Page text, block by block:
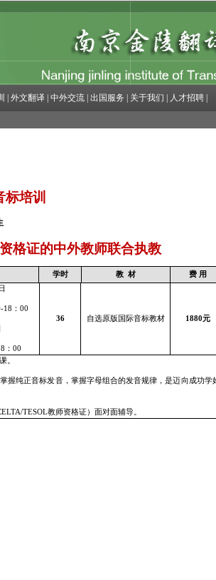
外文翻译 中外交流 出国服务 关于我们 人才招聘
培训
格证的中外教师联合执教
学时 教 材 费 用
日
18 ：00
： 00
36 自选原版国际音标教材 1880元
。
握纯正音标发音，掌握字母组合的发音规律，是迈向成功学
TESOL教师资格证）面对面辅导。